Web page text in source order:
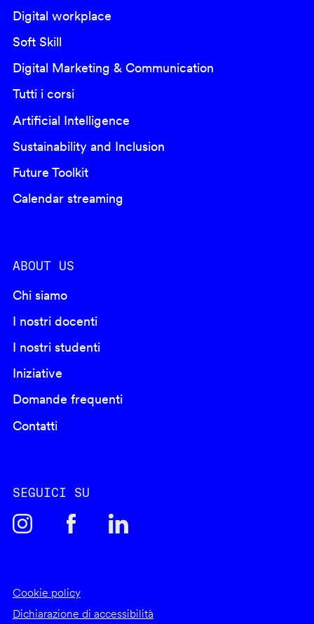
Digital workplace
Soft Skill
Digital Marketing & Communication
Tutti i corsi
Artificial Intelligence
Sustainability and Inclusion
Future Toolkit
Calendar streaming
ABOUT US
Chi siamo
I nostri docenti
I nostri studenti
Iniziative
Domande frequenti
Contatti
SEGUICI SU
Footer
Cookie policy
Dichiarazione di accessibilità